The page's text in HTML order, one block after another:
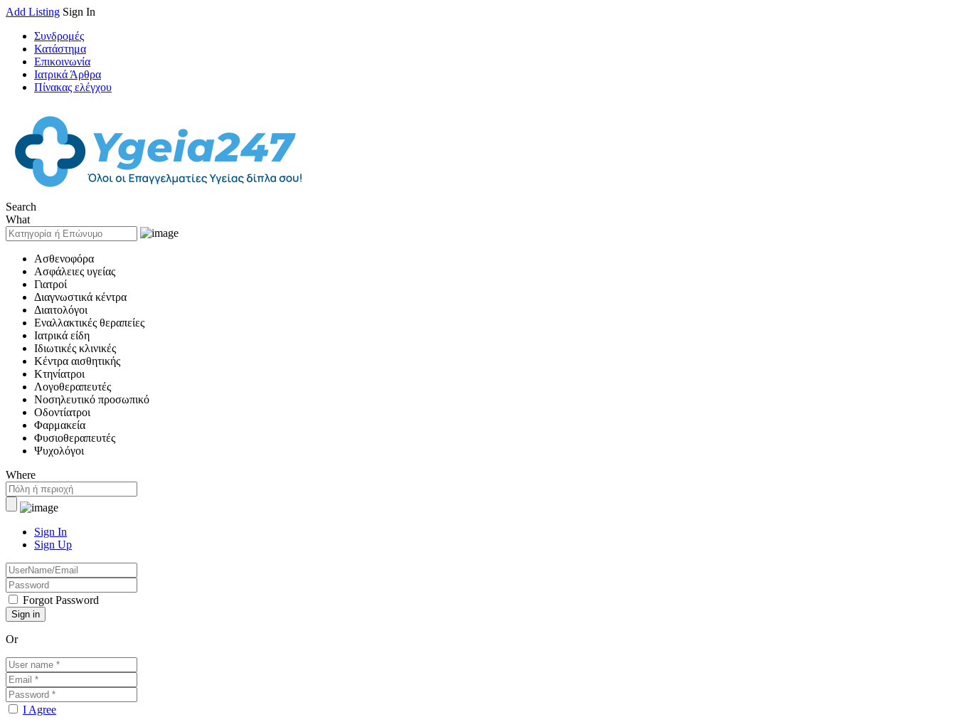
Add Listing Sign In
Συνδρομές
Κατάστημα
Επικοινωνία
Ιατρικά Άρθρα
Πίνακας ελέγχου
Search
What
Ασθενοφόρα
Ασφάλειες υγείας
Γιατροί
Διαγνωστικά κέντρα
Διαιτολόγοι
Εναλλακτικές θεραπείες
Ιατρικά είδη
Ιδιωτικές κλινικές
Κέντρα αισθητικής
Κτηνίατροι
Λογοθεραπευτές
Νοσηλευτικό προσωπικό
Οδοντίατροι
Φαρμακεία
Φυσιοθεραπευτές
Ψυχολόγοι
Where
Sign In
Sign Up
Forgot Password
Or
I Agree